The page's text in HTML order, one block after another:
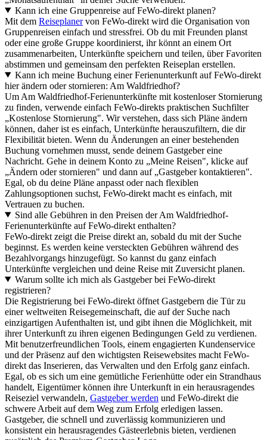
Kann ich eine Gruppenreise auf FeWo-direkt planen?
Mit dem Reiseplanervon FeWo-direkt wird die Organisation von
Gruppenreisen einfach und stressfrei. Ob du mit Freunden planst
oder eine große Gruppe koordinierst, ihr könnt an einem Ort
zusammenarbeiten, Unterkünfte speichern und teilen, über Favoriten
abstimmen und gemeinsam den perfekten Reiseplan erstellen.
Kann ich meine Buchung einer Ferienunterkunft auf FeWo-direkt
hier ändern oder stornieren: Am Waldfriedhof?
Um Am Waldfriedhof-Ferienunterkünfte mit kostenloser Stornierung
zu finden, verwende einfach FeWo-direkts praktischen Suchfilter
„Kostenlose Stornierung". Wir verstehen, dass sich Pläne ändern
können, daher ist es einfach, Unterkünfte herauszufiltern, die dir
Flexibilität bieten. Wenn du Änderungen an einer bestehenden
Buchung vornehmen musst, sende deinem Gastgeber eine
Nachricht. Gehe in deinem Konto zu „Meine Reisen", klicke auf
„Ändern oder stornieren" und dann auf „Gastgeber kontaktieren".
Egal, ob du deine Pläne anpasst oder nach flexiblen
Zahlungsoptionen suchst, FeWo-direkt macht es einfach, mit
Vertrauen zu buchen.
Sind alle Gebühren in den Preisen der Am Waldfriedhof-
Ferienunterkünfte auf FeWo-direkt enthalten?
FeWo-direkt zeigt die Preise direkt an, sobald du mit der Suche
beginnst. Es werden keine versteckten Gebühren während des
Bezahlvorgangs hinzugefügt. So kannst du ganz einfach
Unterkünfte vergleichen und deine Reise mit Zuversicht planen.
Warum sollte ich mich als Gastgeber bei FeWo-direkt
registrieren?
Die Registrierung bei FeWo-direkt öffnet Gastgebern die Tür zu
einer weltweiten Reisegemeinschaft, die auf der Suche nach
einzigartigen Aufenthalten ist, und gibt ihnen die Möglichkeit, mit
ihrer Unterkunft zu ihren eigenen Bedingungen Geld zu verdienen.
Mit benutzerfreundlichen Tools, einem engagierten Kundenservice
und der Präsenz auf den wichtigsten Reisewebsites macht FeWo-
direkt das Inserieren, das Verwalten und den Erfolg ganz einfach.
Egal, ob es sich um eine gemütliche Ferienhütte oder ein Strandhaus
handelt, Eigentümer können ihre Unterkunft in ein herausragendes
Reiseziel verwandeln, Gastgeber werden und FeWo-direkt die
schwere Arbeit auf dem Weg zum Erfolg erledigen lassen.
Gastgeber, die schnell und zuverlässig kommunizieren und
konsistent ein herausragendes Gästeerlebnis bieten, verdienen